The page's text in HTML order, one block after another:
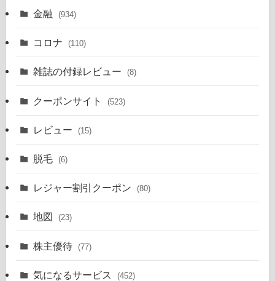
金融 (934)
コロナ (110)
雑誌の付録レビュー (8)
クーポンサイト (523)
レビュー (15)
脱毛 (6)
レジャー割引クーポン (80)
地図 (23)
株主優待 (77)
気になるサービス (452)